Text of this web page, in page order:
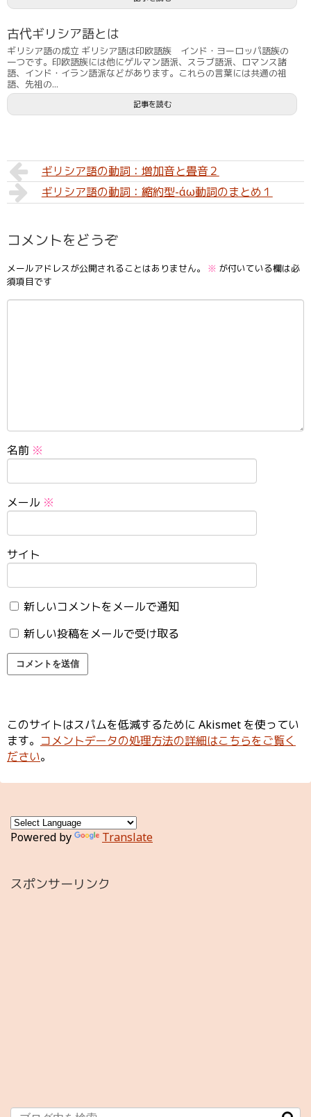
古代ギリシア語とは
ギリシア語の成立 ギリシア語は印欧語族 インド・ヨーロッパ語族の
一つです。印欧語族には他にゲルマン語派、スラブ語派、ロマンス諸
語、インド・イラン語派などがあります。これらの言葉には共通の祖
語、先祖の...
記事を読む
ギリシア語の動詞：増加音と畳音２
ギリシア語の動詞：縮約型-άω動詞のまとめ１
コメントをどうぞ
メールアドレスが公開されることはありません。 ※ が付いている欄は必
須項目です
名前 ※
メール ※
サイト
新しいコメントをメールで通知
新しい投稿をメールで受け取る
このサイトはスパムを低減するために Akismet を使ってい
ます。 コメントデータの処理方法の詳細はこちらをご覧く
ださい。
Powered by Translate
スポンサーリンク